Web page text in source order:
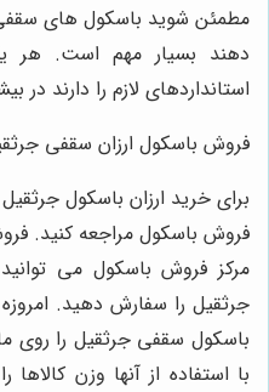
مطمئن شوید باسکول های
دهند بسیار مهم است. هر
استانداردهای لازم را دارند
فروش باسکول ارزان سقفی
برای خرید ارزان باسکول
فروش باسکول مراجعه کنید.
مرکز فروش باسکول می
جرثقیل را سفارش دهید.
باسکول سقفی جرثقیل را
با استفاده از آنها وزن